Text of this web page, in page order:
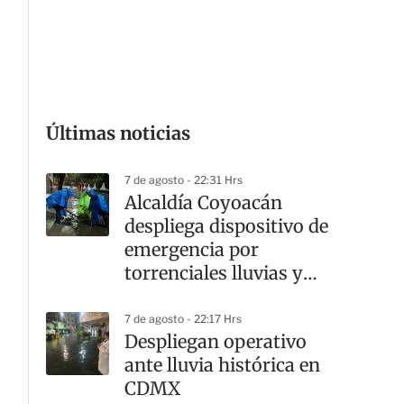
Últimas noticias
7 de agosto - 22:31 Hrs
Alcaldía Coyoacán
despliega dispositivo de
emergencia por
torrenciales lluvias y
7 de agosto - 22:17 Hrs
Despliegan operativo
ante lluvia histórica en
CDMX